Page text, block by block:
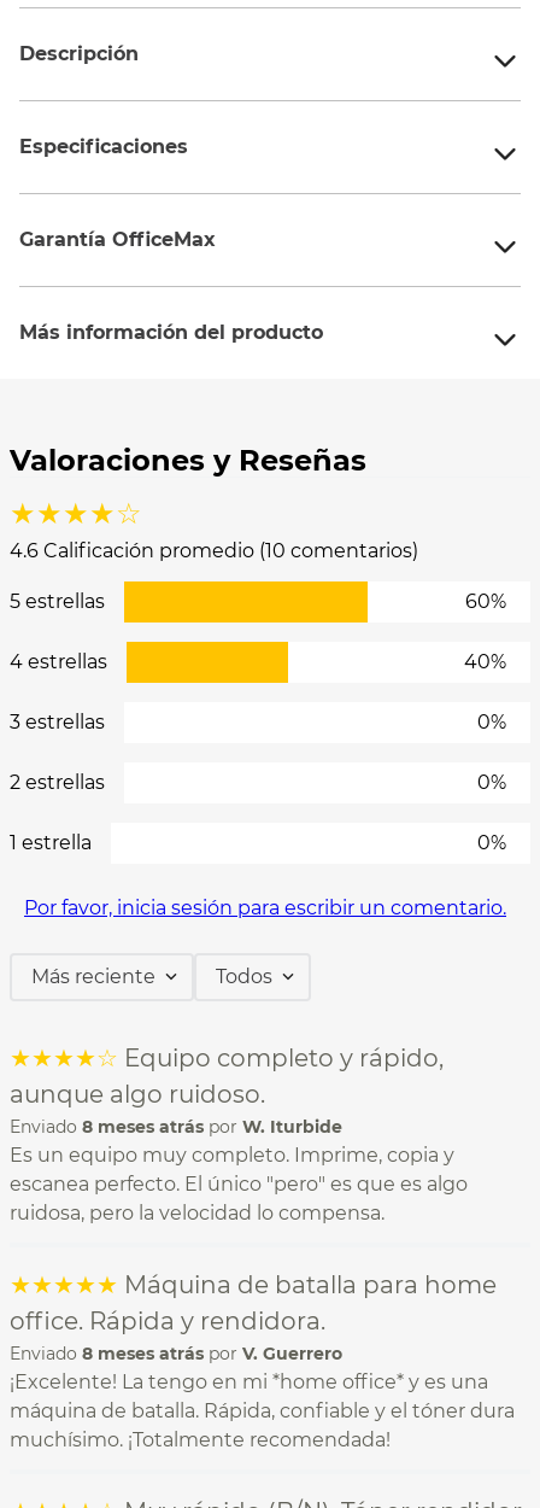
Descripción
Especificaciones
Garantía OfficeMax
Más información del producto
★★★★☆
4.6 Calificación promedio (10 comentarios)
5 estrellas 60%
4 estrellas 40%
3 estrellas 0%
2 estrellas 0%
1 estrella 0%
Por favor, inicia sesión para escribir un comentario.
Más reciente Todos
★★★★☆ Equipo completo y rápido,
aunque algo ruidoso.
Enviado 8 meses atrás por W. Iturbide
Es un equipo muy completo. Imprime, copia y
escanea perfecto. El único "pero" es que es algo
ruidosa, pero la velocidad lo compensa.
★★★★★ Máquina de batalla para home
office. Rápida y rendidora.
Enviado 8 meses atrás por V. Guerrero
¡Excelente! La tengo en mi *home office* y es una
máquina de batalla. Rápida, confiable y el tóner dura
muchísimo. ¡Totalmente recomendada!